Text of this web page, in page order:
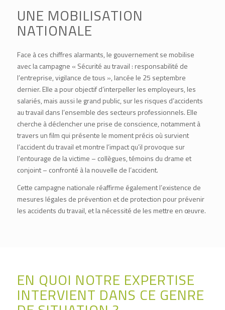
UNE MOBILISATION
NATIONALE
Face à ces chiffres alarmants, le gouvernement se mobilise
avec la campagne « Sécurité au travail : responsabilité de
l’entreprise, vigilance de tous », lancée le 25 septembre
dernier. Elle a pour objectif d’interpeller les employeurs, les
salariés, mais aussi le grand public, sur les risques d’accidents
au travail dans l’ensemble des secteurs professionnels. Elle
cherche à déclencher une prise de conscience, notamment à
travers un film qui présente le moment précis où survient
l’accident du travail et montre l’impact qu’il provoque sur
l’entourage de la victime – collègues, témoins du drame et
conjoint – confronté à la nouvelle de l’accident.
Cette campagne nationale réaffirme également l’existence de
mesures légales de prévention et de protection pour prévenir
les accidents du travail, et la nécessité de les mettre en œuvre.
EN QUOI NOTRE EXPERTISE
INTERVIENT DANS CE GENRE